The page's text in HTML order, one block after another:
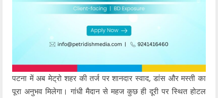
पटना में अब मेट्रो शहर की तर्ज पर शानदार स्वाद, डांस और मस्ती का
पूरा अनुभव मिलेगा। गांधी मैदान से महज कुछ ही दूरी पर स्थित होटल